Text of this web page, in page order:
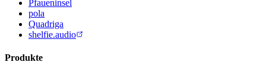
Pfaueninsel
pola
Quadriga
shelfie.audio
Produkte